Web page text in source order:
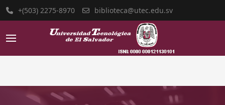
+(503) 2275-8970 biblioteca@utec.edu.sv
Desarrollo de habilidades
Sistema Bibliotecario de la Universidad
Tecnológica de El Salvador
Saber mas..